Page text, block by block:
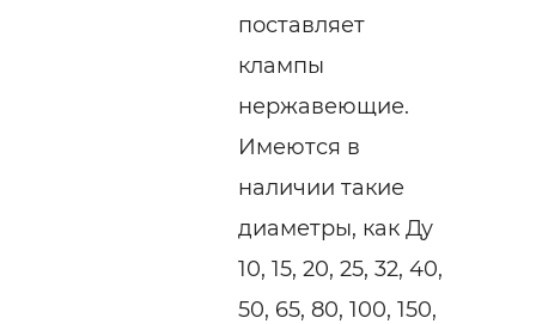
поставляет
клампы
нержавеющие.
Имеются в
наличии такие
диаметры, как Ду
10, 15, 20, 25, 32, 40,
50, 65, 80, 100, 150,